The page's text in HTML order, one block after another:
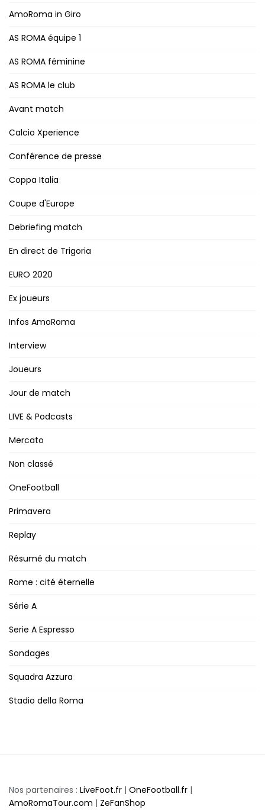
AmoRoma in Giro
AS ROMA équipe 1
AS ROMA féminine
AS ROMA le club
Avant match
Calcio Xperience
Conférence de presse
Coppa Italia
Coupe d'Europe
Debriefing match
En direct de Trigoria
EURO 2020
Ex joueurs
Infos AmoRoma
Interview
Joueurs
Jour de match
LIVE & Podcasts
Mercato
Non classé
OneFootball
Primavera
Replay
Résumé du match
Rome : cité éternelle
Série A
Serie A Espresso
Sondages
Squadra Azzura
Stadio della Roma
Nos partenaires : LiveFoot.fr | OneFootball.fr |
AmoRomaTour.com | ZeFanShop